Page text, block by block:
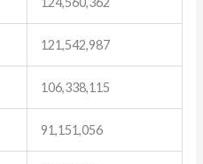
121,542,987
106,338,115
91,151,056